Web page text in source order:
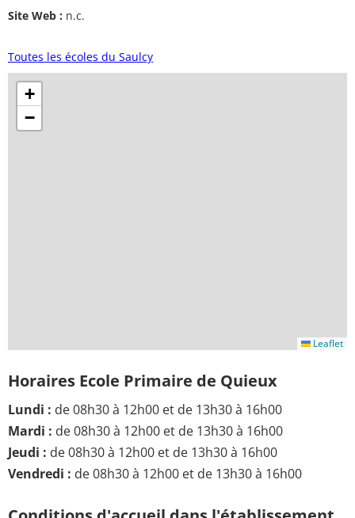
Site Web : n.c.
Toutes les écoles du Saulcy
+
−
Leaflet
Horaires Ecole Primaire de Quieux
Lundi : de 08h30 à 12h00 et de 13h30 à 16h00
Mardi : de 08h30 à 12h00 et de 13h30 à 16h00
Jeudi : de 08h30 à 12h00 et de 13h30 à 16h00
Vendredi : de 08h30 à 12h00 et de 13h30 à 16h00